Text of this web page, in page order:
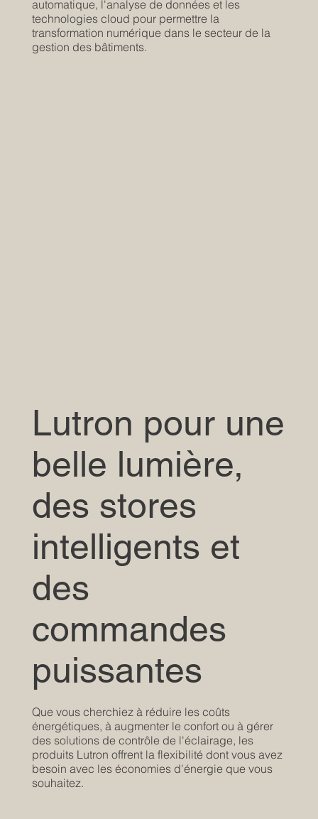
​Lutron pour une
belle lumière,
des stores
intelligents et
des
commandes
puissantes
Que vous cherchiez à réduire les coûts
énergétiques, à augmenter le confort ou à gérer
des solutions de contrôle de l'éclairage, les
produits Lutron offrent la flexibilité dont vous avez
besoin avec les économies d'énergie que vous
souhaitez.
automatique, l'analyse de données et les
technologies cloud pour permettre la
transformation numérique dans le secteur de la
gestion des bâtiments.